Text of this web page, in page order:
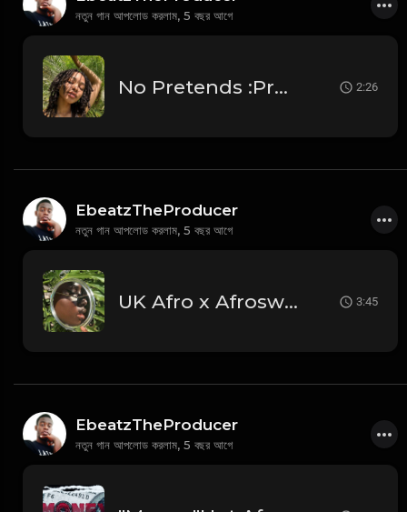
নতুন গান আপলোড করলাম, 5 বছর আগে
No Pretends :Prod:Ebeatz Jahproducer 2:26
EbeatzTheProducer
নতুন গান আপলোড করলাম, 5 বছর আগে
UK Afro x Afroswing Type Beat "Beautiful"[Prod:Ebeatz JahProducer] 3:45
EbeatzTheProducer
নতুন গান আপলোড করলাম, 5 বছর আগে